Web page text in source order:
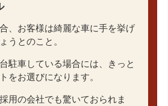
、お客様は綺麗な車に手を挙げ
うとのこと。
駐車している場合には、きっと
をお選びになります。
用の会社でも驚いておられま